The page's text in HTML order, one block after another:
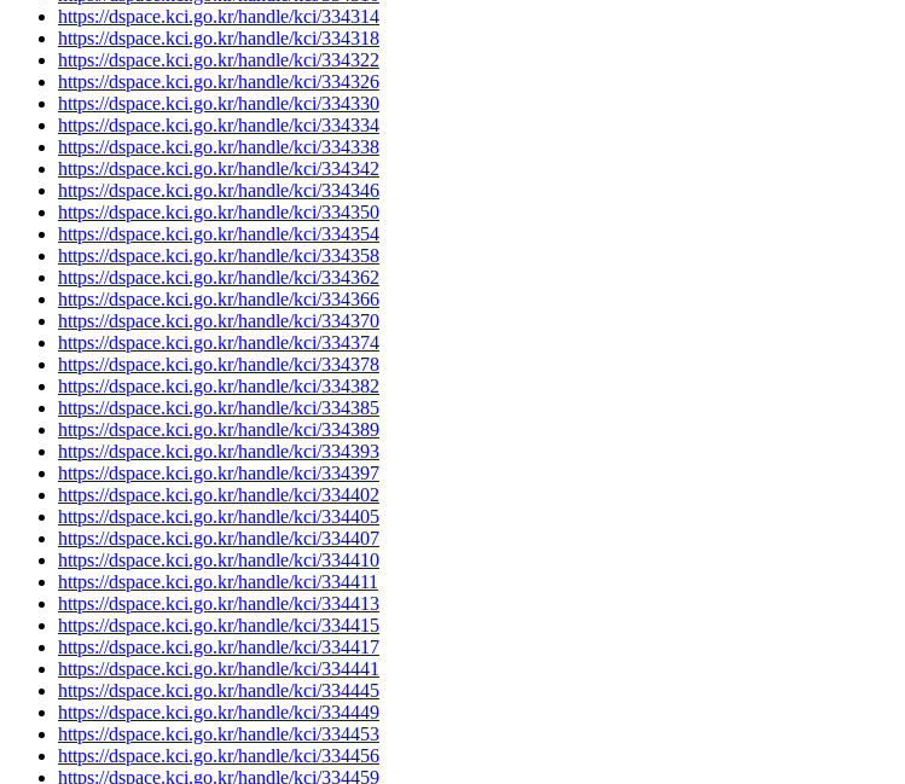
https://dspace.kci.go.kr/handle/kci/334314
https://dspace.kci.go.kr/handle/kci/334318
https://dspace.kci.go.kr/handle/kci/334322
https://dspace.kci.go.kr/handle/kci/334326
https://dspace.kci.go.kr/handle/kci/334330
https://dspace.kci.go.kr/handle/kci/334334
https://dspace.kci.go.kr/handle/kci/334338
https://dspace.kci.go.kr/handle/kci/334342
https://dspace.kci.go.kr/handle/kci/334346
https://dspace.kci.go.kr/handle/kci/334350
https://dspace.kci.go.kr/handle/kci/334354
https://dspace.kci.go.kr/handle/kci/334358
https://dspace.kci.go.kr/handle/kci/334362
https://dspace.kci.go.kr/handle/kci/334366
https://dspace.kci.go.kr/handle/kci/334370
https://dspace.kci.go.kr/handle/kci/334374
https://dspace.kci.go.kr/handle/kci/334378
https://dspace.kci.go.kr/handle/kci/334382
https://dspace.kci.go.kr/handle/kci/334385
https://dspace.kci.go.kr/handle/kci/334389
https://dspace.kci.go.kr/handle/kci/334393
https://dspace.kci.go.kr/handle/kci/334397
https://dspace.kci.go.kr/handle/kci/334402
https://dspace.kci.go.kr/handle/kci/334405
https://dspace.kci.go.kr/handle/kci/334407
https://dspace.kci.go.kr/handle/kci/334410
https://dspace.kci.go.kr/handle/kci/334411
https://dspace.kci.go.kr/handle/kci/334413
https://dspace.kci.go.kr/handle/kci/334415
https://dspace.kci.go.kr/handle/kci/334417
https://dspace.kci.go.kr/handle/kci/334441
https://dspace.kci.go.kr/handle/kci/334445
https://dspace.kci.go.kr/handle/kci/334449
https://dspace.kci.go.kr/handle/kci/334453
https://dspace.kci.go.kr/handle/kci/334456
https://dspace.kci.go.kr/handle/kci/334459